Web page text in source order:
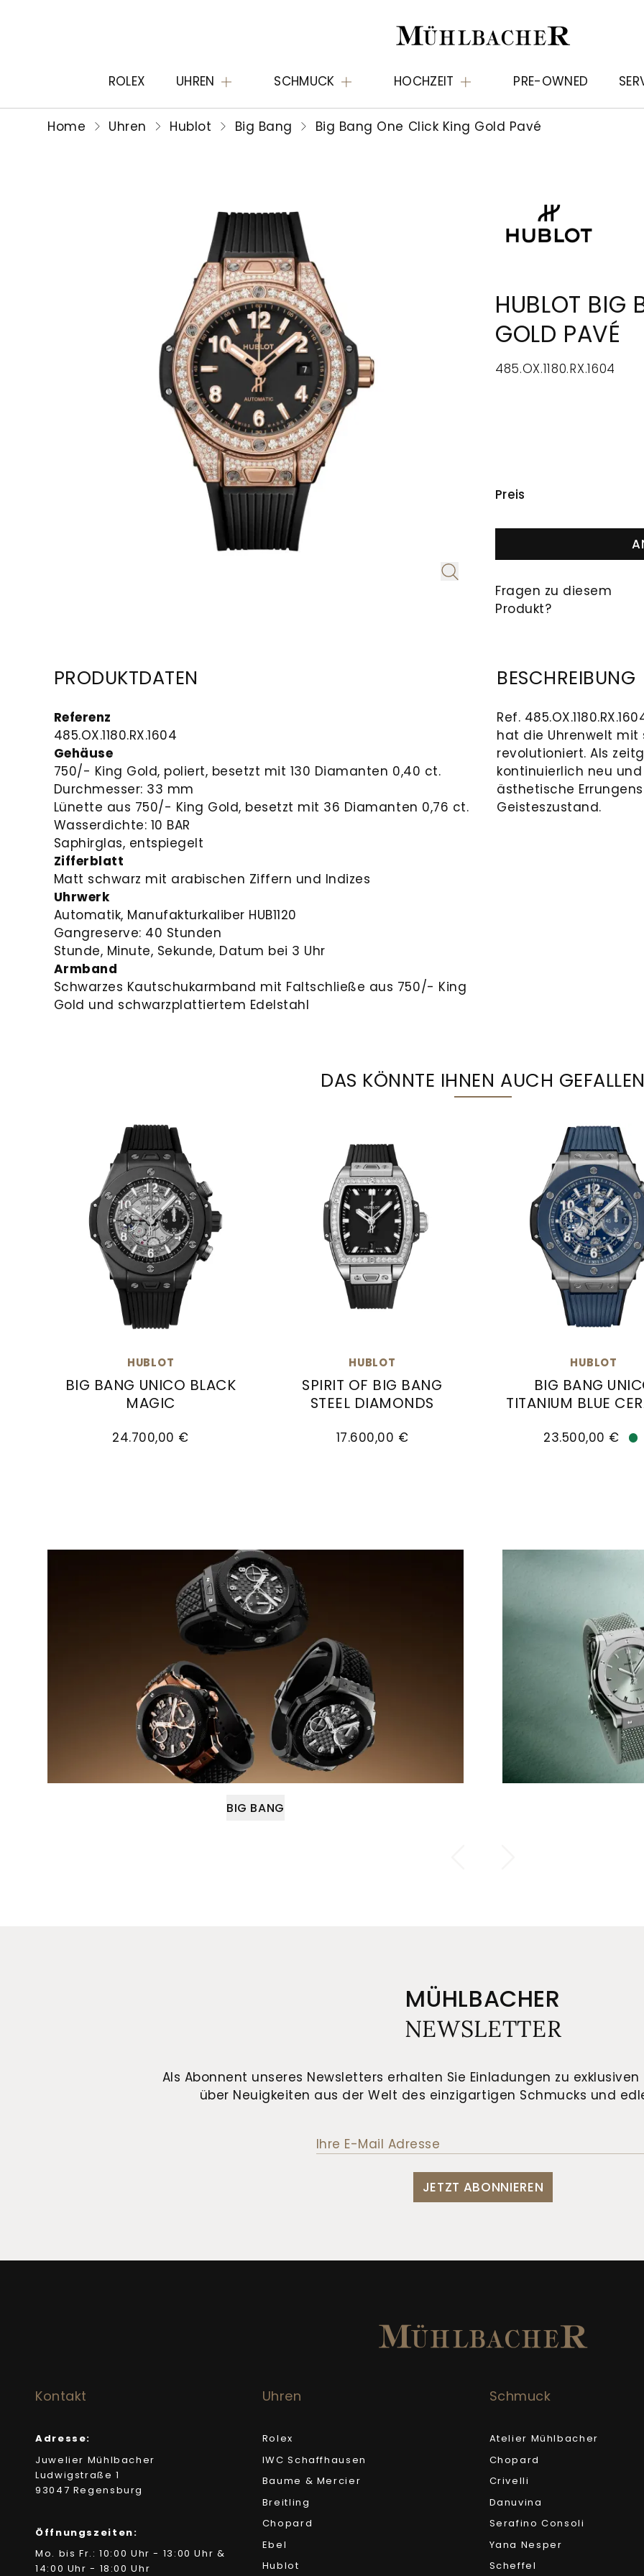
ROLEX UHREN SCHMUCK HOCHZEIT PRE-OWNED
Home Uhren Hublot Big Bang Big Bang One Click King Gold Pavé
HUBLOT BIG
GOLD PAVÉ
485.OX.1180.RX.1604
Preis
Fragen zu diesem
Produkt?
PRODUKTDATEN
Referenz
485.OX.1180.RX.1604
Gehäuse
750/- King Gold, poliert, besetzt mit 130 Diamanten 0,40 ct.
Durchmesser: 33 mm
Lünette aus 750/- King Gold, besetzt mit 36 Diamanten 0,76 ct.
Wasserdichte: 10 BAR
Saphirglas, entspiegelt
Zifferblatt
Matt schwarz mit arabischen Ziffern und Indizes
Uhrwerk
Automatik, Manufakturkaliber HUB1120
Gangreserve: 40 Stunden
Stunde, Minute, Sekunde, Datum bei 3 Uhr
Armband
Schwarzes Kautschukarmband mit Faltschließe aus 750/- King
Gold und schwarzplattiertem Edelstahl
BESCHREIBUNG
Ref.
hat die Uhrenwelt
revolutioniert. Als
kontinuierlich neu
ästhetische
Geisteszustand.
DAS KÖNNTE IHNEN AUCH
HUBLOT
BIG BANG UNICO BLACK
MAGIC
24.700,00 €
HUBLOT
SPIRIT OF BIG BANG
STEEL DIAMONDS
17.600,00 €
HUBLOT
BIG BANG
TITANIUM BLUE
23.500,00 €
Weiter zu Big Bang
BIG BANG
MÜHLBACHER
NEWSLETTER
Als Abonnent unseres Newsletters erhalten Sie Einladungen zu
über Neuigkeiten aus der Welt des einzigartigen Schmucks und
JETZT ABONNIEREN
Kontakt
Adresse:
Juwelier Mühlbacher
Ludwigstraße 1
93047 Regensburg
Öffnungszeiten:
Mo. bis Fr.: 10:00 Uhr - 13:00 Uhr &
14:00 Uhr - 18:00 Uhr
Uhren
Rolex
IWC Schaffhausen
Baume & Mercier
Breitling
Chopard
Ebel
Hublot
Schmuck
Atelier Mühlbacher
Chopard
Crivelli
Danuvina
Serafino Consoli
Yana Nesper
Scheffel